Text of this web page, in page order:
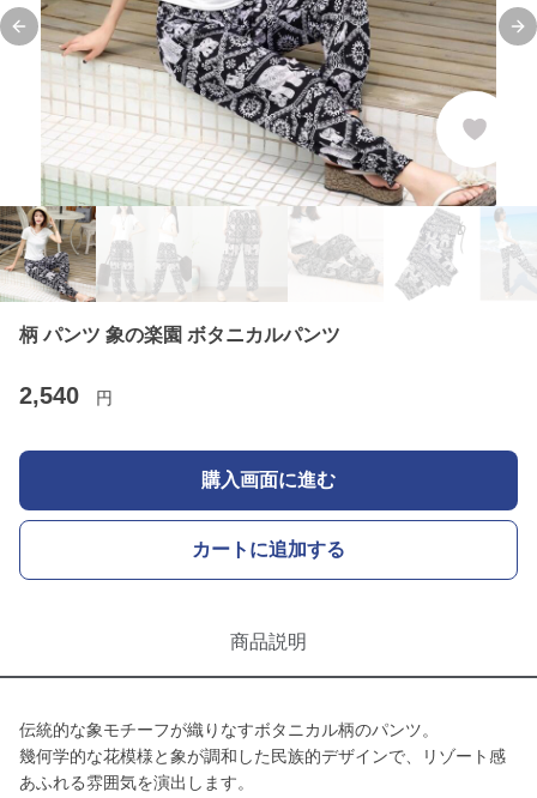
Previous slide
柄 パンツ 象の楽園 ボタニカルパンツ
2,540 円
購入画面に進む
カートに追加する
商品説明
伝統的な象モチーフが織りなすボタニカル柄のパンツ。
幾何学的な花模様と象が調和した民族的デザインで、リゾート感
あふれる雰囲気を演出します。